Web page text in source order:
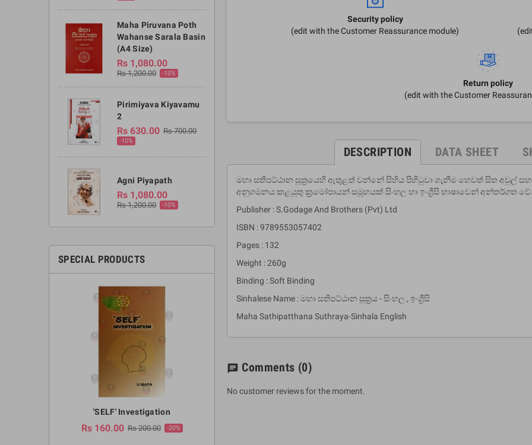
Maha Piruvana Poth
Wahanse Sarala Basin
(A4 Size)
Rs 1,080.00
Rs 1,200.00 -10%
Pirimiyava Kiyavamu
2
Rs 630.00 Rs 700.00
-10%
Agni Piyapath
Rs 1,080.00
Rs 1,200.00 -10%
SPECIAL PRODUCTS
'SELF' Investigation
Rs 160.00 Rs 200.00 -20%
Security policy
(edit with the Customer Reassurance module)
Return policy
(edit with the Customer
DESCRIPTION DATA SHEET
මහා සතිපට්ඨාන සූත්‍රයෙහි ඇතුළත් වන්නේ සිහිය පිහිටුවා ගැනීම හෙවත් සිත අවුල්
අනුගමනය කළයුතු ක්‍රමෝපායන් සමූහයක් සිංහල හා ඉංග්‍රීසි භාෂාවෙන් අන්තර්ගත වේ.
Publisher : S.Godage And Brothers (Pvt) Ltd
ISBN : 9789553057402
Pages : 132
Weight : 260g
Binding : Soft Binding
Sinhalese Name : මහා සතිපට්ඨාන සූත්‍රය - සිංහල , ඉංග්‍රීසි
Maha Sathipatthana Suthraya-Sinhala English
chat Comments (0)
No customer reviews for the moment.